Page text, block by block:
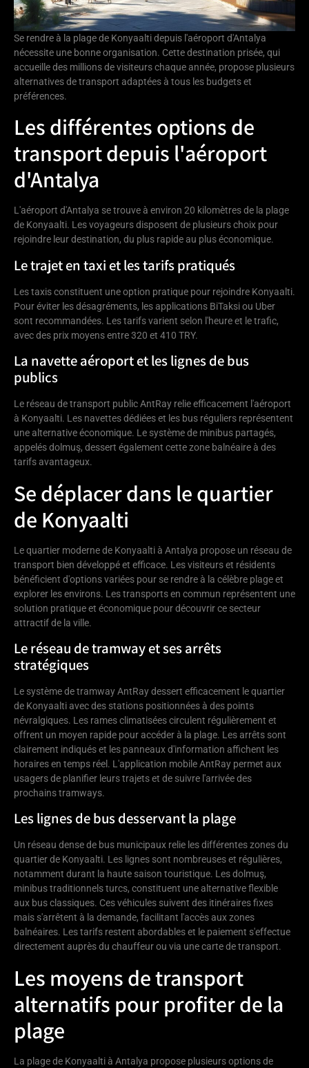
Se rendre à la plage de Konyaalti depuis l'aéroport d'Antalya
nécessite une bonne organisation. Cette destination prisée, qui
accueille des millions de visiteurs chaque année, propose plusieurs
alternatives de transport adaptées à tous les budgets et
préférences.
Les différentes options de
transport depuis l'aéroport
d'Antalya
L'aéroport d'Antalya se trouve à environ 20 kilomètres de la plage
de Konyaalti. Les voyageurs disposent de plusieurs choix pour
rejoindre leur destination, du plus rapide au plus économique.
Le trajet en taxi et les tarifs pratiqués
Les taxis constituent une option pratique pour rejoindre Konyaalti.
Pour éviter les désagréments, les applications BiTaksi ou Uber
sont recommandées. Les tarifs varient selon l'heure et le trafic,
avec des prix moyens entre 320 et 410 TRY.
La navette aéroport et les lignes de bus
publics
Le réseau de transport public AntRay relie efficacement l'aéroport
à Konyaalti. Les navettes dédiées et les bus réguliers représentent
une alternative économique. Le système de minibus partagés,
appelés dolmuş, dessert également cette zone balnéaire à des
tarifs avantageux.
Se déplacer dans le quartier
de Konyaalti
Le quartier moderne de Konyaalti à Antalya propose un réseau de
transport bien développé et efficace. Les visiteurs et résidents
bénéficient d'options variées pour se rendre à la célèbre plage et
explorer les environs. Les transports en commun représentent une
solution pratique et économique pour découvrir ce secteur
attractif de la ville.
Le réseau de tramway et ses arrêts
stratégiques
Le système de tramway AntRay dessert efficacement le quartier
de Konyaalti avec des stations positionnées à des points
névralgiques. Les rames climatisées circulent régulièrement et
offrent un moyen rapide pour accéder à la plage. Les arrêts sont
clairement indiqués et les panneaux d'information affichent les
horaires en temps réel. L'application mobile AntRay permet aux
usagers de planifier leurs trajets et de suivre l'arrivée des
prochains tramways.
Les lignes de bus desservant la plage
Un réseau dense de bus municipaux relie les différentes zones du
quartier de Konyaalti. Les lignes sont nombreuses et régulières,
notamment durant la haute saison touristique. Les dolmuş,
minibus traditionnels turcs, constituent une alternative flexible
aux bus classiques. Ces véhicules suivent des itinéraires fixes
mais s'arrêtent à la demande, facilitant l'accès aux zones
balnéaires. Les tarifs restent abordables et le paiement s'effectue
directement auprès du chauffeur ou via une carte de transport.
Les moyens de transport
alternatifs pour profiter de la
plage
La plage de Konyaalti à Antalya propose plusieurs options de